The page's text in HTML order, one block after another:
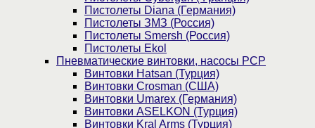
Пистолеты Diana (Германия)
Пистолеты ЗМЗ (Россия)
Пистолеты Smersh (Россия)
Пистолеты Ekol
Пневматические винтовки, насосы PCP
Винтовки Hatsan (Турция)
Винтовки Crosman (США)
Винтовки Umarex (Германия)
Винтовки ASELKON (Турция)
Винтовки Kral Arms (Турция)